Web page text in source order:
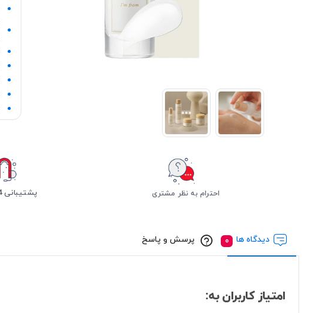
احترام به نظر مشتری پشتیبانی 24 ساعته
دیدگاه ها پرسش و پاسخ
امتیاز کاربران به: